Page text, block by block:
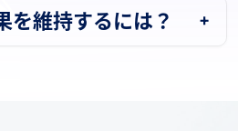
を維持するには？